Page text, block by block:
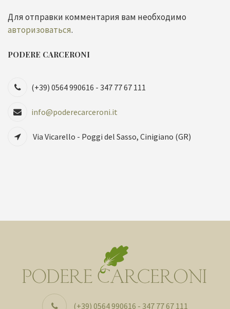
Для отправки комментария вам необходимо
авторизоваться.
PODERE CARCERONI
(+39) 0564 990616 - 347 77 67 111
info@poderecarceroni.it
Via Vicarello - Poggi del Sasso, Cinigiano (GR)
(+39) 0564 990616 - 347 77 67 111